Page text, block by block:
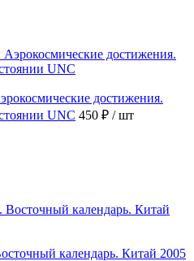
достижения.
UNC 450 ₽ / шт
календарь. Китай 2005